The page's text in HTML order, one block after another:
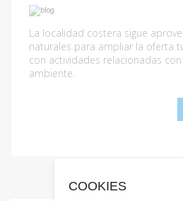
La localidad costera sigue
naturales para ampliar la oferta
con actividades relacionadas
ambiente.
COOKIES